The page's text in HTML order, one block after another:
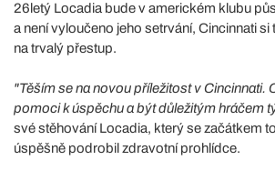
26letý Locadia bude v americkém klubu
a není vyloučeno jeho setrvání, Cincinnati si
na trvalý přestup.
"Těším se na novou příležitost v Cincinnati.
pomoci k úspěchu a být důležitým hráčem
své stěhování Locadia, který se začátkem
úspěšně podrobil zdravotní prohlídce.